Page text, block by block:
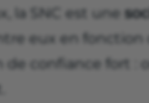
la SNC est une
eux en fonction
de confiance fort :